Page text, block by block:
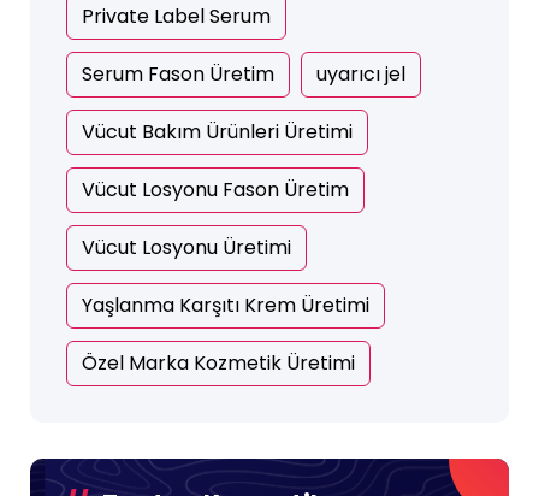
Private Label Serum
Serum Fason Üretim uyarıcı jel
Vücut Bakım Ürünleri Üretimi
Vücut Losyonu Fason Üretim
Vücut Losyonu Üretimi
Yaşlanma Karşıtı Krem Üretimi
Özel Marka Kozmetik Üretimi